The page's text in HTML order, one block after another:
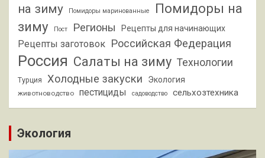
на зиму
Помидоры маринованные
Помидоры на
зиму
Пост Регионы Рецепты для начинающих
Рецепты заготовок Российская Федерация
Россия Салаты на зиму Технологии
Турция Холодные закуски Экология
животноводство пестициды садоводство сельхозтехника
Экология